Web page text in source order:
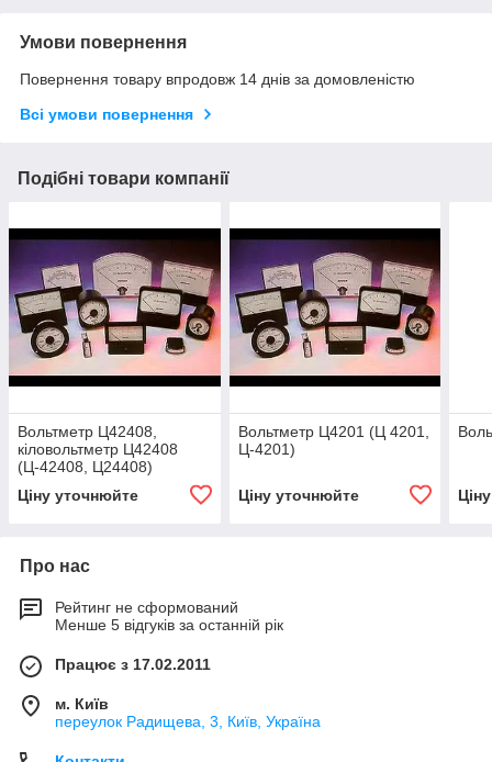
Умови повернення
Повернення товару впродовж 14 днів за домовленістю
Всі умови повернення
Подібні товари компанії
Вольтметр Ц42408,
кіловольтметр Ц42408
(Ц-42408, Ц24408)
Ціну уточнюйте
Вольтметр Ц4201 (Ц 4201,
Ц-4201)
Ціну уточнюйте
Про нас
Рейтинг не сформований
Менше 5 відгуків за останній рік
Працює з 17.02.2011
м. Київ
переулок Радищева, 3, Київ, Україна